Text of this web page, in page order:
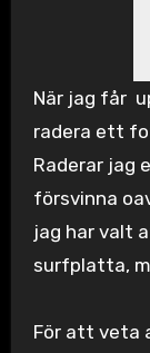
När jag får
radera ett
Raderar jag
försvinna
jag har valt
surfplatta,
För att veta